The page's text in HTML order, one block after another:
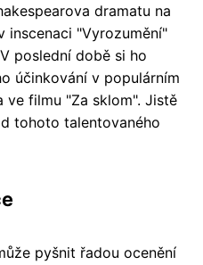
dramatu na
inscenaci "Vyrozumění"
poslední době si ho
účinkování v populárním
ve filmu "Za sklom". Jistě
tohoto talentovaného
pyšnit řadou ocenění